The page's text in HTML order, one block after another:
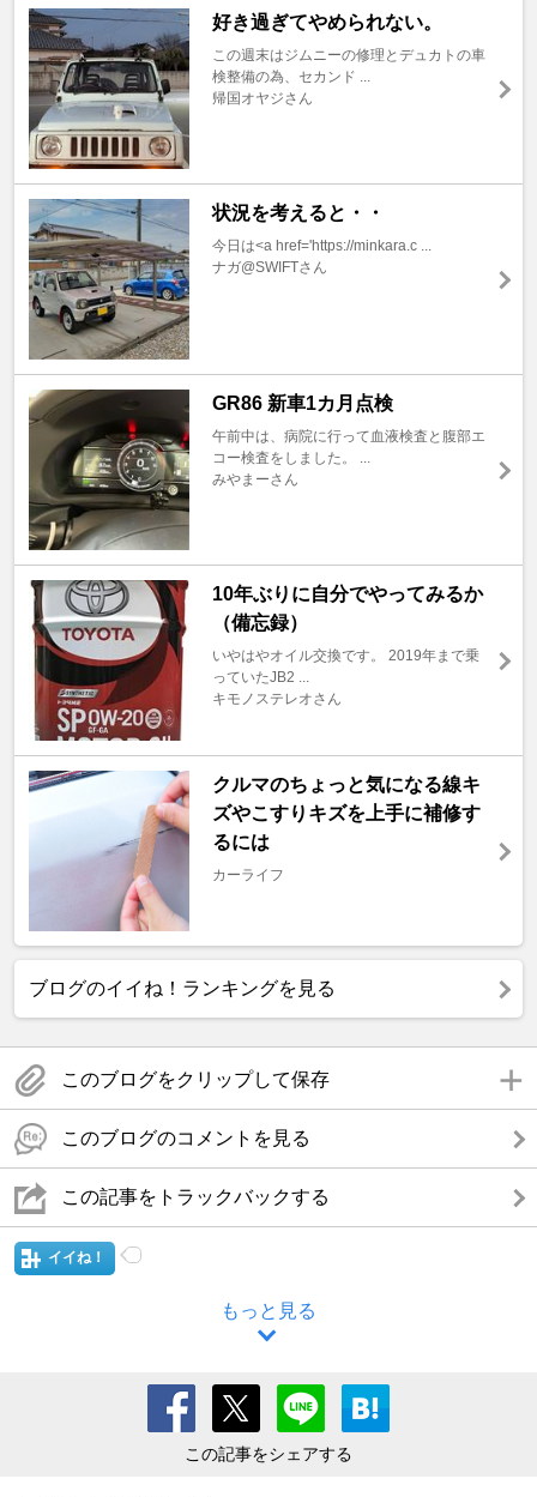
好き過ぎてやめられない。
この週末はジムニーの修理とデュカトの車
検整備の為、セカンド ...
帰国オヤジさん
状況を考えると・・
今日は<a href='https://minkara.c ...
ナガ@SWIFTさん
GR86 新車1カ月点検
午前中は、病院に行って血液検査と腹部エ
コー検査をしました。 ...
みやまーさん
10年ぶりに自分でやってみるか
（備忘録）
いやはやオイル交換です。 2019年まで乗
っていたJB2 ...
キモノステレオさん
クルマのちょっと気になる線キ
ズやこすりキズを上手に補修す
るには
カーライフ
ブログのイイね！ランキングを見る
このブログをクリップして保存
このブログのコメントを見る
この記事をトラックバックする
イイね！
もっと見る
この記事をシェアする